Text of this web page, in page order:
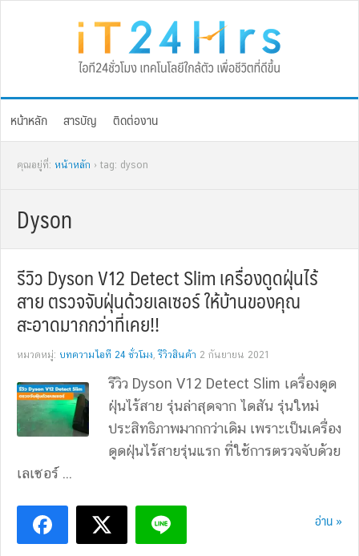
หน้าหลัก สารบัญ ติดต่องาน
คุณอยู่ที่: หน้าหลัก › tag: dyson
Dyson
รีวิว Dyson V12 Detect Slim เครื่องดูดฝุ่นไร้
สาย ตรวจจับฝุ่นด้วยเลเซอร์ ให้บ้านของคุณ
สะอาดมากกว่าที่เคย!!
หมวดหมู่: บทความไอที 24 ชั่วโมง,รีวิวสินค้า 2 กันยายน 2021
รีวิว Dyson V12 Detect Slim เครื่องดูด
ฝุ่นไร้สาย รุ่นล่าสุดจาก ไดสัน รุ่นใหม่
ประสิทธิภาพมากกว่าเดิม เพราะเป็นเครื่อง
ดูดฝุ่นไร้สายรุ่นแรก ที่ใช้การตรวจจับด้วย
เลเซอร์ ...
อ่าน »